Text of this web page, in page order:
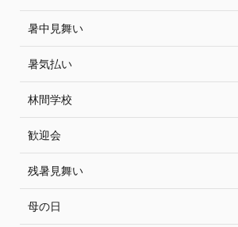
暑中見舞い
暑気払い
林間学校
歓迎会
残暑見舞い
母の日